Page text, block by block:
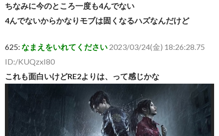
ちなみに今のところ一度も4んでない
4んでないからかなりモブは固くなるハズなんだけど
625: なまえをいれてください 2023/03/24(金) 18:26:28.75
ID:/KUQzxI80
これも面白いけどRE2よりは、って感じかな